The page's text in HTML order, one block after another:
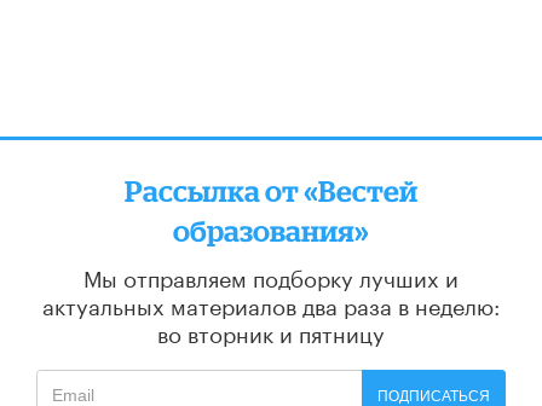
Рассылка от «Вестей
образования»
Мы отправляем подборку лучших и
актуальных материалов два раза в неделю:
во вторник и пятницу
ПОДПИСАТЬСЯ